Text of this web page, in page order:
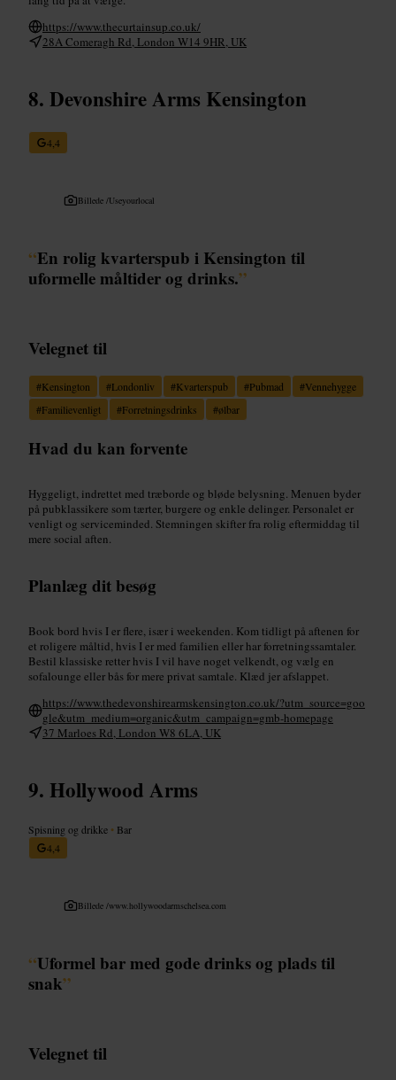
https://www.thecurtainsup.co.uk/
28A Comeragh Rd, London W14 9HR, UK
Devonshire Arms Kensington
4,4
Billede /Useyourlocal
“En rolig kvarterspub i Kensington til
uformelle måltider og drinks.”
Velegnet til
#Kensington #Londonliv #Kvarterspub #Pubmad #Vennehygge
#Familievenligt #Forretningsdrinks #ølbar
Hvad du kan forvente
Hyggeligt, indrettet med træborde og bløde belysning. Menuen byder
på pubklassikere som tærter, burgere og enkle delinger. Personalet er
venligt og serviceminded. Stemningen skifter fra rolig eftermiddag til
mere social aften.
Planlæg dit besøg
Book bord hvis I er flere, især i weekenden. Kom tidligt på aftenen for
et roligere måltid, hvis I er med familien eller har forretningssamtaler.
Bestil klassiske retter hvis I vil have noget velkendt, og vælg en
sofalounge eller bås for mere privat samtale. Klæd jer afslappet.
https://www.thedevonshirearmskensington.co.uk/?utm_source=goo
gle&utm_medium=organic&utm_campaign=gmb-homepage
37 Marloes Rd, London W8 6LA, UK
Hollywood Arms
Spisning og drikke • Bar
4,4
Billede /www.hollywoodarmschelsea.com
“Uformel bar med gode drinks og plads til
snak”
Velegnet til